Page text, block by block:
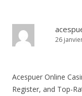
26
Acespuer Online
Register, and Top-